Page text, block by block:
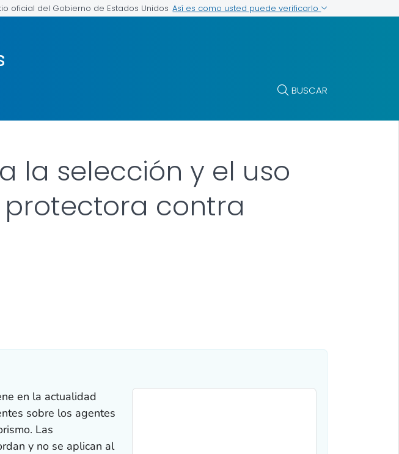
oficial del Gobierno de Estados Unidos Así es como usted puede verificarlo
BUSCAR
la selección y el uso
contra
en la actualidad
sobre los agentes
Las
y no se aplican al